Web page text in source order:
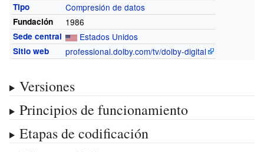
Tipo Compresión de datos
Fundación 1986
Sede central Estados Unidos
Sitio web professional.dolby.com/tv/dolby-digital
Versiones
Principios de funcionamiento
Etapas de codificación